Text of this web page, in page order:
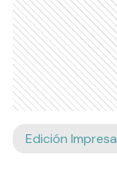
Edición Impresa